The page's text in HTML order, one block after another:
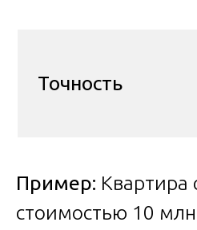
Точность
Пример: Квартира
стоимостью 10